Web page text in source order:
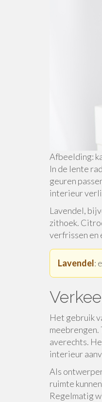
Afbeelding:
In de lente
geuren
interieur
Lavendel,
zithoek.
verfrissen en
Lavendel:
Het gebruik
averechts.
interieur
Als
ruimte
Regelmatig